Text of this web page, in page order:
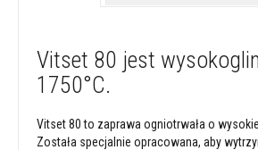
szamotowe
ogniotrwałe
Vitset 80 jest
1750°C.
Vitset 80 to zaprawa ogniotrwała o
Została specjalnie opracowana, aby